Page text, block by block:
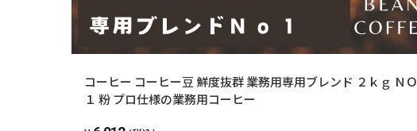
コーヒー コーヒー豆 鮮度抜群 業務用専用ブレンド ２ｋｇ ＮＯ
１ 粉 プロ仕様の業務用コーヒー